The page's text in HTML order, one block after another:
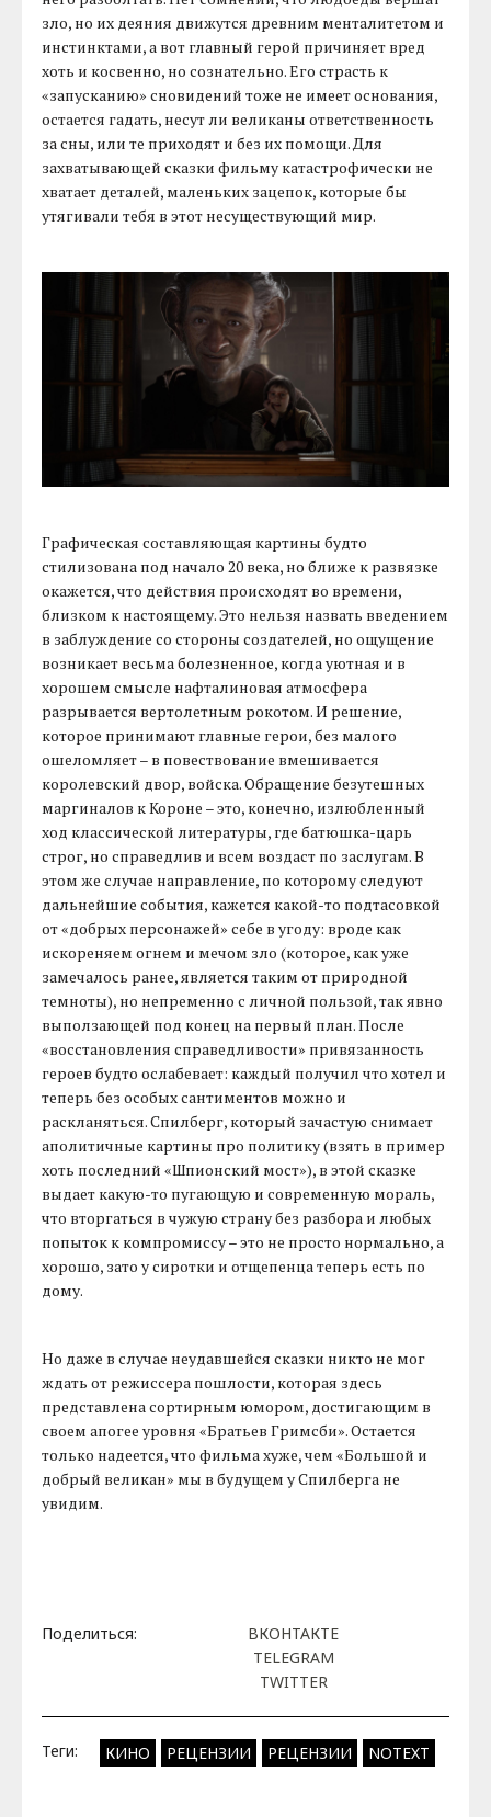
зло, но их деяния движутся древним менталитетом и
инстинктами, а вот главный герой причиняет вред
хоть и косвенно, но сознательно. Его страсть к
«запусканию» сновидений тоже не имеет основания,
остается гадать, несут ли великаны ответственность
за сны, или те приходят и без их помощи. Для
захватывающей сказки фильму катастрофически не
хватает деталей, маленьких зацепок, которые бы
утягивали тебя в этот несуществующий мир.
Графическая составляющая картины будто
стилизована под начало 20 века, но ближе к развязке
окажется, что действия происходят во времени,
близком к настоящему. Это нельзя назвать введением
в заблуждение со стороны создателей, но ощущение
возникает весьма болезненное, когда уютная и в
хорошем смысле нафталиновая атмосфера
разрывается вертолетным рокотом. И решение,
которое принимают главные герои, без малого
ошеломляет – в повествование вмешивается
королевский двор, войска. Обращение безутешных
маргиналов к Короне – это, конечно, излюбленный
ход классической литературы, где батюшка-царь
строг, но справедлив и всем воздаст по заслугам. В
этом же случае направление, по которому следуют
дальнейшие события, кажется какой-то подтасовкой
от «добрых персонажей» себе в угоду: вроде как
искореняем огнем и мечом зло (которое, как уже
замечалось ранее, является таким от природной
темноты), но непременно с личной пользой, так явно
выползающей под конец на первый план. После
«восстановления справедливости» привязанность
героев будто ослабевает: каждый получил что хотел и
теперь без особых сантиментов можно и
раскланяться. Спилберг, который зачастую снимает
аполитичные картины про политику (взять в пример
хоть последний «Шпионский мост»), в этой сказке
выдает какую-то пугающую и современную мораль,
что вторгаться в чужую страну без разбора и любых
попыток к компромиссу – это не просто нормально, а
хорошо, зато у сиротки и отщепенца теперь есть по
дому.
Но даже в случае неудавшейся сказки никто не мог
ждать от режиссера пошлости, которая здесь
представлена сортирным юмором, достигающим в
своем апогее уровня «Братьев Гримсби». Остается
только надеется, что фильма хуже, чем «Большой и
добрый великан» мы в будущем у Спилберга не
увидим.
Поделиться:
ВКОНТАКТЕ
TELEGRAM
TWITTER
Теги: КИНО РЕЦЕНЗИИ РЕЦЕНЗИИ NOTEXT